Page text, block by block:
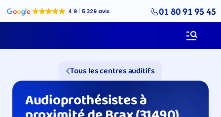
01 80 91 95 45
Tous les centres auditifs
Audioprothésistes à